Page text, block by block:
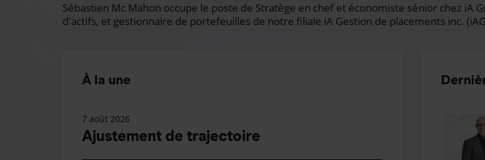
Sébastien Mc Mahon occupe le poste de Stratège en chef et économiste sénior chez iA
d'actifs, et gestionnaire de portefeuilles de notre filiale iA Gestion de placements inc.
À la une
7 août 2026
Ajustement de trajectoire